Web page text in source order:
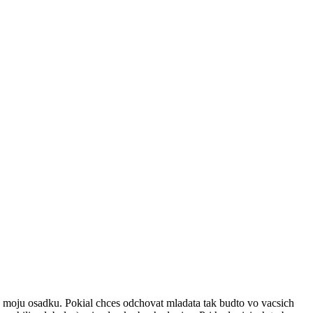
osadku. Pokial chces odchovat mladata tak budto vo vacsich